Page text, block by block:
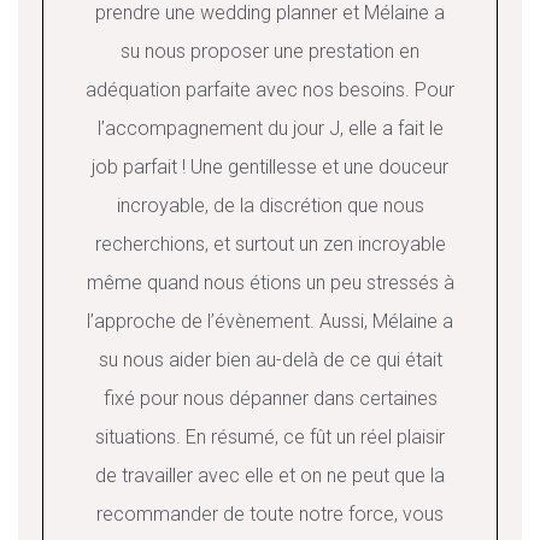
prendre une wedding planner et Mélaine a
su nous proposer une prestation en
adéquation parfaite avec nos besoins. Pour
l’accompagnement du jour J, elle a fait le
job parfait ! Une gentillesse et une douceur
incroyable, de la discrétion que nous
recherchions, et surtout un zen incroyable
même quand nous étions un peu stressés à
l’approche de l’évènement. Aussi, Mélaine a
su nous aider bien au-delà de ce qui était
fixé pour nous dépanner dans certaines
situations. En résumé, ce fût un réel plaisir
de travailler avec elle et on ne peut que la
recommander de toute notre force, vous